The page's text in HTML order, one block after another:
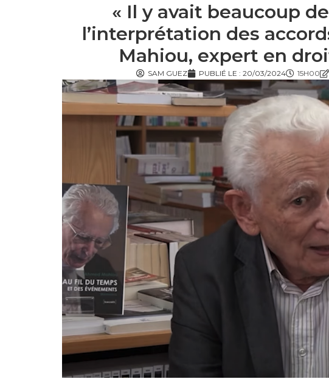
« Il y avait beaucoup
l’interprétation des
Mahiou, expert en
SAM GUEZ PUBLIÉ LE :20/03/2024 15H00